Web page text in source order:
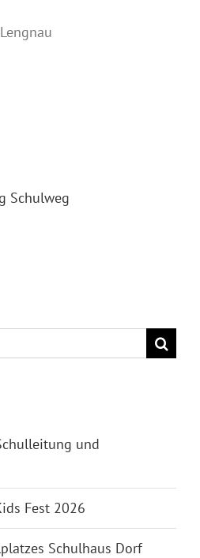
Schulweg
und
Fest 2026
Schulhaus Dorf